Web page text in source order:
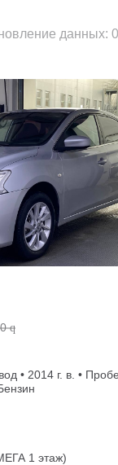
данных:
q
• 2014 г. в. •
1 этаж)